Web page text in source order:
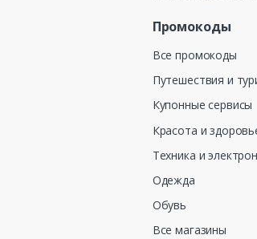
Промокоды
Все промокоды
Путешествия и
Купонные сервисы
Красота и
Техника и
Одежда
Обувь
Все магазины